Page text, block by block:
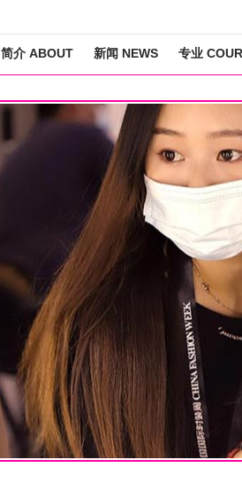
简介 ABOUT 新闻 NEWS 专业